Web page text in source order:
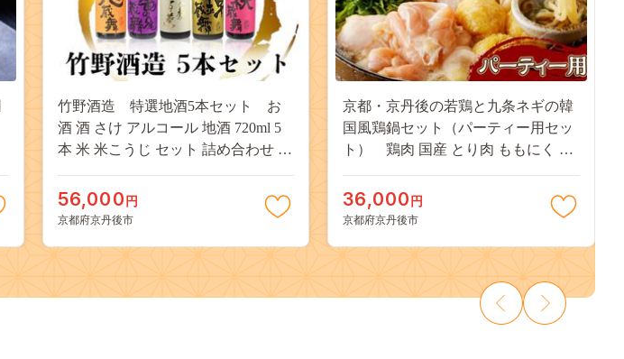
竹野酒造 特選地酒5本セット お
酒 酒 さけ アルコール 地酒 720ml 5
本 米 米こうじ セット 詰め合わせ 人
地酒 日本酒 送料無料 AM00742
56,000 円
京都府京丹後市
京都・京丹後の若鶏と九条ネギの韓
国風鶏鍋セット（パーティー用セッ
ト） 鶏肉 国産 とり肉 ももにく モ
め合わせ 鶏鍋 とりなべ とり鍋 鳥な
べ ギフト 鳥すき 鶏好き 鳥好き 送料
36,000 円
京都府京丹後市